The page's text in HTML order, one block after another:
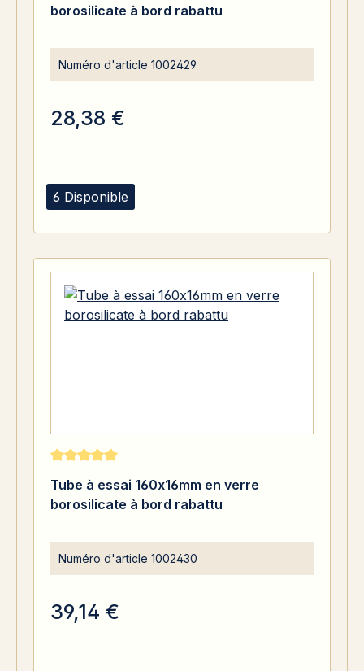
6 Disponible
borosilicate à bord rabattu
Numéro d'article 1002429
28,38 €
Note moyenne de 5 sur 5 étoiles
Tube à essai 160x16mm en verre
borosilicate à bord rabattu
Numéro d'article 1002430
39,14 €